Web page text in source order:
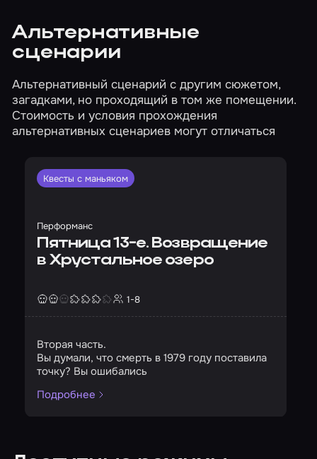
Альтернативные
сценарии
Альтернативный сценарий с другим сюжетом,
загадками, но проходящий в том же помещении.
Стоимость и условия прохождения
альтернативных сценариев могут отличаться
Квесты с маньяком
Перформанс
Пятница 13-е. Возвращение
в Хрустальное озеро
1-8
Вторая часть.
Вы думали, что смерть в 1979 году поставила
точку? Вы ошибались
Подробнее